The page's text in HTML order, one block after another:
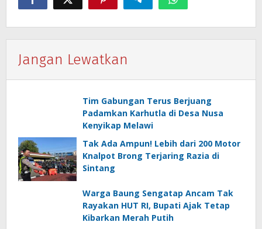
Jangan Lewatkan
Tim Gabungan Terus Berjuang
Padamkan Karhutla di Desa Nusa
Kenyikap Melawi
Tak Ada Ampun! Lebih dari 200 Motor
Knalpot Brong Terjaring Razia di
Sintang
Warga Baung Sengatap Ancam Tak
Rayakan HUT RI, Bupati Ajak Tetap
Kibarkan Merah Putih